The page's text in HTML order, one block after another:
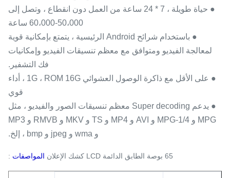
● حياة طويلة ، 7 * 24 ساعة من العمل دون انقطاع ، وتصل إلى
50،000-60،000 ساعة
● باستخدام شرائح Android الرئيسية ، يتمتع بإمكانية قوية
لمعالجة الفيديو ومتوافق مع معظم تنسيقات الفيديو وإمكانيات
فك التشفير.
● على الأقل مع ذاكرة الوصول العشوائي 1G ، ROM 16G ، أداء
قوي
● يدعم Super decoding معظم تنسيقات الصور والفيديو ، مثل
MPG و MPG-1/4 و AVI و MP4 و TS و MKV و RMVB و MP3
و wma و jpeg و bmp ، إلخ.
65 بوصة الطابق الدائمة LCD كشك الإعلان المواصفات :